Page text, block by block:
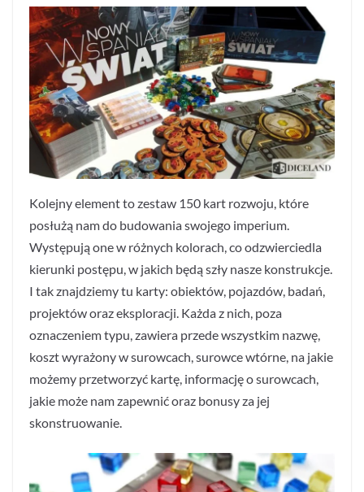
Kolejny element to zestaw 150 kart rozwoju, które
posłużą nam do budowania swojego imperium.
Występują one w różnych kolorach, co odzwierciedla
kierunki postępu, w jakich będą szły nasze konstrukcje.
I tak znajdziemy tu karty: obiektów, pojazdów, badań,
projektów oraz eksploracji. Każda z nich, poza
oznaczeniem typu, zawiera przede wszystkim nazwę,
koszt wyrażony w surowcach, surowce wtórne, na jakie
możemy przetworzyć kartę, informację o surowcach,
jakie może nam zapewnić oraz bonusy za jej
skonstruowanie.